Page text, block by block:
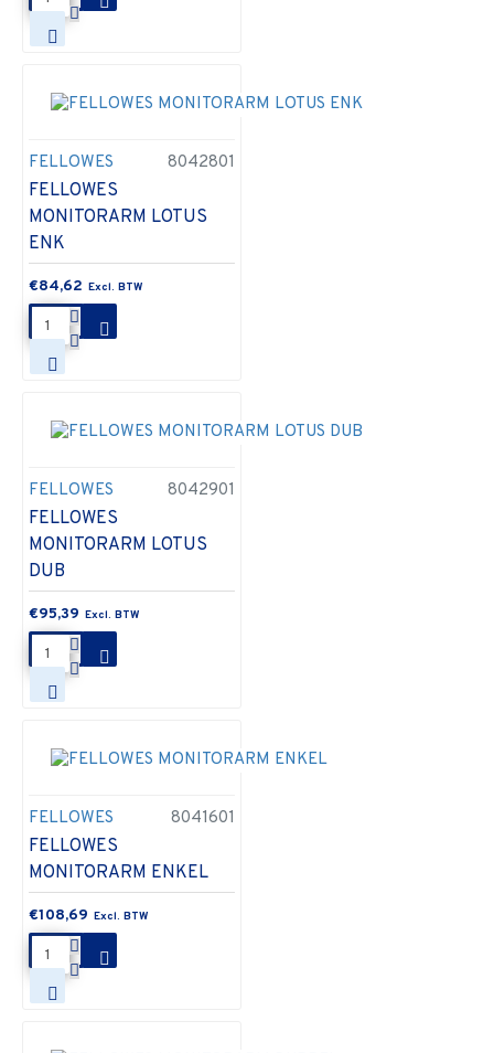
FELLOWES 8042801
FELLOWES
MONITORARM LOTUS
ENK
€84,62
FELLOWES 8042901
FELLOWES
MONITORARM LOTUS
DUB
€95,39
FELLOWES 8041601
FELLOWES
MONITORARM ENKEL
€108,69